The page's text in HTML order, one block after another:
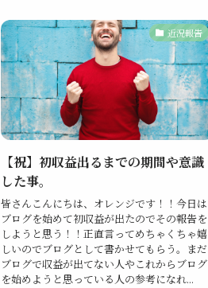
近況報告
【祝】初収益出るまでの期間や意識
した事。
皆さんこんにちは、オレンジです！！今日は
ブログを始めて初収益が出たのでその報告を
しようと思う！！正直言ってめちゃくちゃ嬉
しいのでブログとして書かせてもらう。まだ
ブログで収益が出てない人やこれからブログ
を始めようと思っている人の参考になれ...